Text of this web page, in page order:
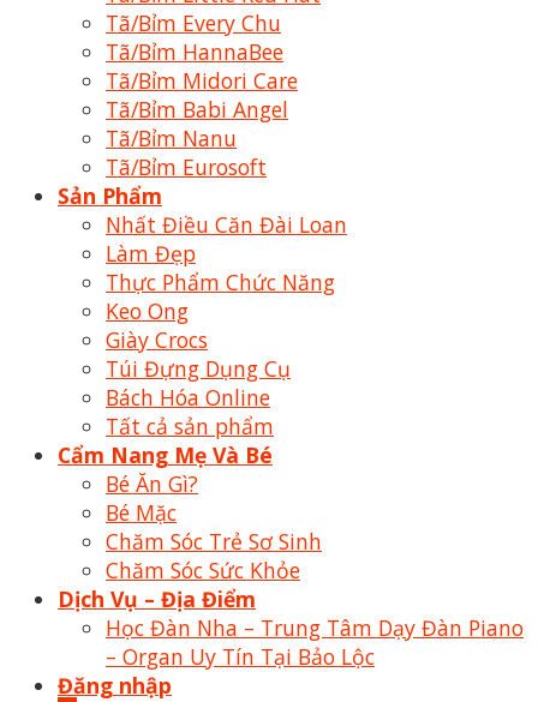
Tã/Bỉm Every Chu
Tã/Bỉm HannaBee
Tã/Bỉm Midori Care
Tã/Bỉm Babi Angel
Tã/Bỉm Nanu
Tã/Bỉm Eurosoft
Sản Phẩm
Nhất Điều Căn Đài Loan
Làm Đẹp
Thực Phẩm Chức Năng
Keo Ong
Giày Crocs
Túi Đựng Dụng Cụ
Bách Hóa Online
Tất cả sản phẩm
Cẩm Nang Mẹ Và Bé
Bé Ăn Gì?
Bé Mặc
Chăm Sóc Trẻ Sơ Sinh
Chăm Sóc Sức Khỏe
Dịch Vụ – Địa Điểm
Học Đàn Nha – Trung Tâm Dạy Đàn Piano
– Organ Uy Tín Tại Bảo Lộc
Đăng nhập